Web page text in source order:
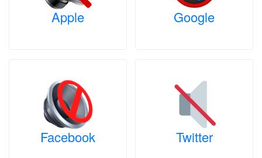
Apple Google
Facebook Twitter